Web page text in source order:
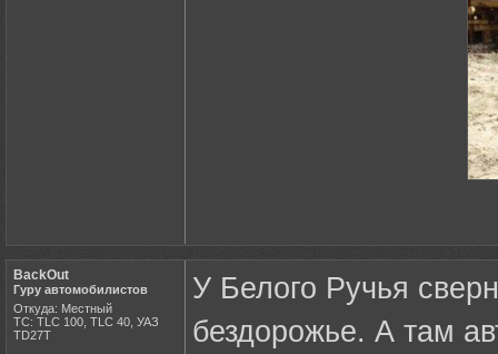
BackOut
Гуру автомобилистов
Откуда: Местный
ТС: TLC 100, TLC 40, УАЗ
ТD27Т
У Белого Ручья
бездорожье. А там